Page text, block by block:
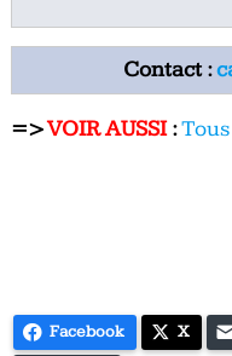
Contact :
=>VOIR AUSSI:
Facebook X